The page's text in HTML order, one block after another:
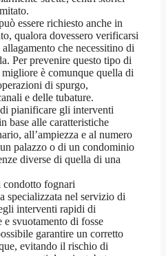
essere richiesto anche in
qualora dovessero verificarsi
che necessitino di
Per prevenire questo tipo di
è comunque quella di
di spurgo,
e delle tubature.
pianificare gli interventi
base alle caratteristiche
all’ampiezza e al numero
palazzo o di un condominio
diverse di quella di una
condotto fognari
specializzata nel servizio di
interventi rapidi di
e svuotamento di fosse
garantire un corretto
evitando il rischio di